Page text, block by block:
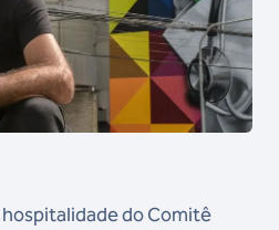
hospitalidade do Comitê